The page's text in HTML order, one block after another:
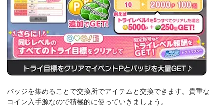
バッジを集めることで交換所でアイテムと交換できます。貴重な
コイン入手源なので積極的に使っていきましょう。